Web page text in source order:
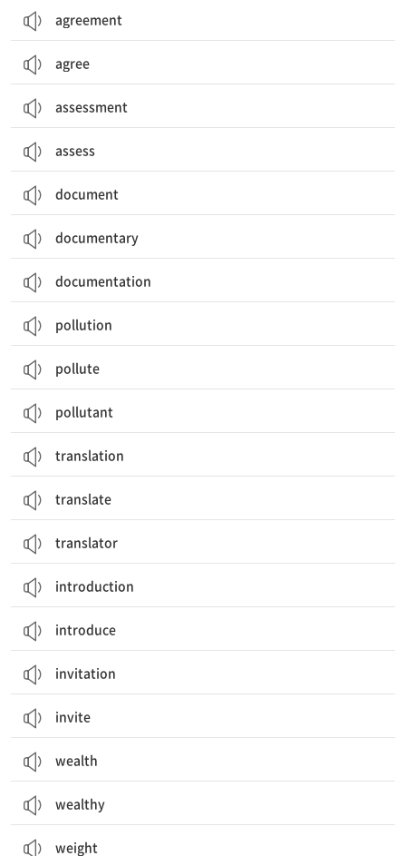
agreement
agree
assessment
assess
document
documentary
documentation
pollution
pollute
pollutant
translation
translate
translator
introduction
introduce
invitation
invite
wealth
wealthy
weight